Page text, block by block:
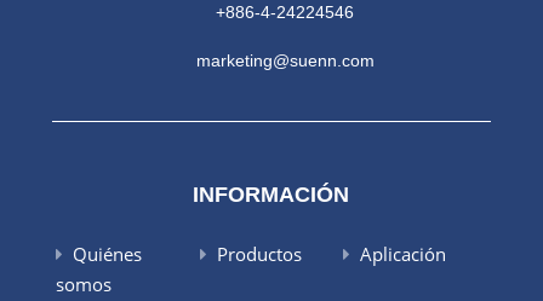
+886-4-24224546
marketing@suenn.com
INFORMACIÓN
Quiénes
somos
Productos Aplicación